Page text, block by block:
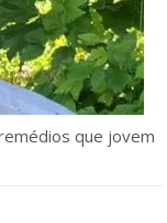
que jovem